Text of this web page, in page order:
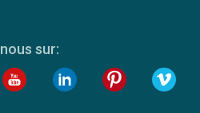
sur: